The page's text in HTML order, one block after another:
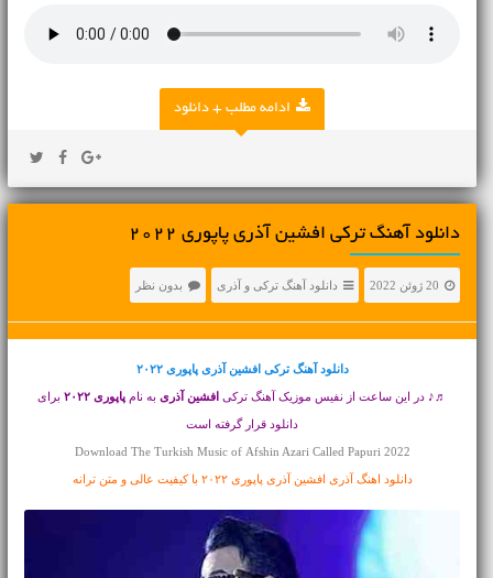
ادامه مطلب + دانلود
دانلود آهنگ ترکی افشین آذری پاپوری ۲۰۲۲
20 ژوئن 2022 دانلود آهنگ ترکی و آذری بدون نظر
دانلود آهنگ ترکی افشین آذری پاپوری ۲۰۲۲
♬♪ در این ساعت از نفیس موزیک آهنگ ترکی افشین آذریبه نام پاپوری ۲۰۲۲ برای
دانلود قرار گرفته است
Download The Turkish Music of Afshin Azari Called Papuri 2022
دانلود اهنگ آذری افشین آذری پاپوری ۲۰۲۲ با کیفیت عالی و متن ترانه